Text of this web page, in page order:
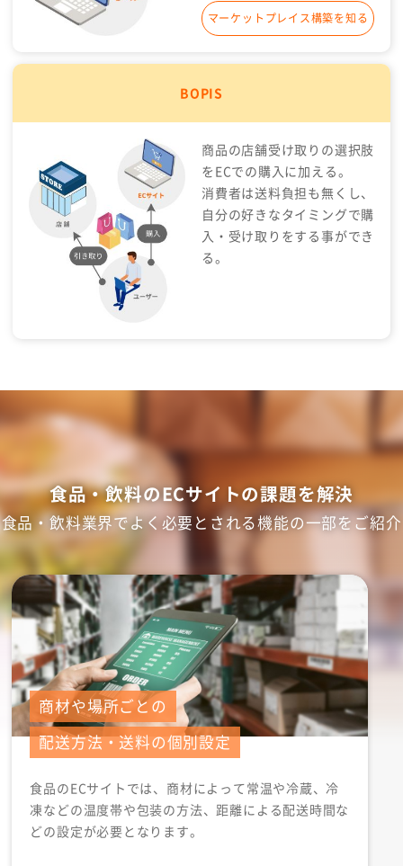
マーケットプレイス構築を知る
BOPIS
商品の店舗受け取りの選択肢
をECでの購入に加える。
消費者は送料負担も無くし、
自分の好きなタイミングで購
入・受け取りをする事ができ
る。
食品・飲料のECサイトの課題を解決
食品・飲料業界でよく必要とされる機能の一部をご紹介
商材や場所ごとの
配送方法・送料の個別設定
食品のECサイトでは、商材によって常温や冷蔵、冷
凍などの温度帯や包装の方法、距離による配送時間な
どの設定が必要となります。